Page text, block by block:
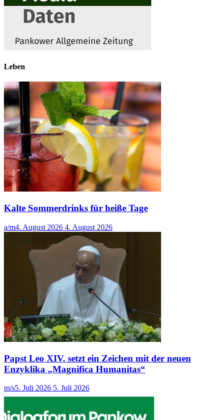
Leben
Kalte Sommerdrinks für heiße Tage
a/m4. August 2026 4. August 2026
Papst Leo XIV. setzt ein Zeichen mit der neuen
Enzyklika „Magnifica Humanitas“
m/s5. Juli 2026 5. Juli 2026